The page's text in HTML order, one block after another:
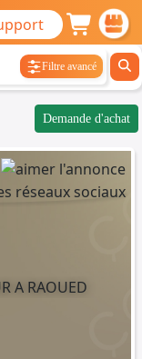
Filtre avancé
Demande d'achat